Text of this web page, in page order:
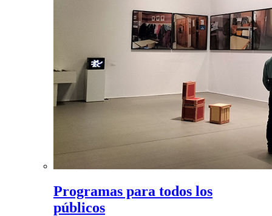
Programas para todos los
públicos